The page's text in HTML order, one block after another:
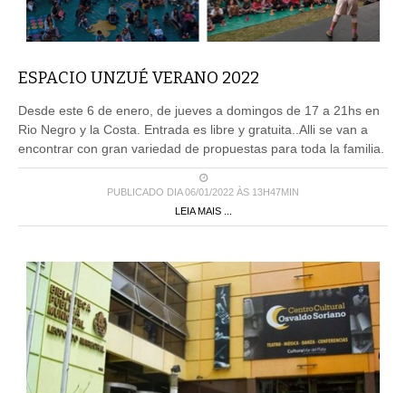
Rio Negro y la Costa. Entrada es libre y gratuita..Alli se van a
encontrar con gran variedad de propuestas para toda la familia.
PUBLICADO DIA 06/01/2022 ÀS 13H47MIN
LEIA MAIS ...